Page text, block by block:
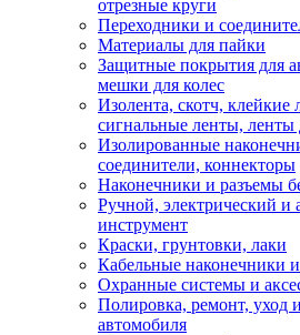
отрезные круги
Переходники и
Материалы для пайки
Защитные покрытия для
мешки для колес
Изолента, скотч, клейкие
сигнальные ленты, ленты
Изолированные
соединители, коннекторы
Наконечники и разъемы
Ручной, электрический и
инструмент
Краски, грунтовки, лаки
Кабельные наконечники
Охранные системы и
Полировка, ремонт, уход
автомобиля